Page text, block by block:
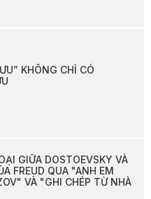
KHÔNG CHỈ CÓ
GIỮA DOSTOEVSKY VÀ
FREUD QUA "ANH EM
VÀ "GHI CHÉP TỪ NHÀ